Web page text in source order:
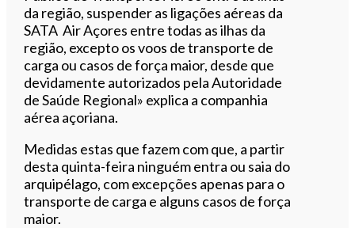
da região, suspender as ligações aéreas da
SATA Air Açores entre todas as ilhas da
região, excepto os voos de transporte de
carga ou casos de força maior, desde que
devidamente autorizados pela Autoridade
de Saúde Regional» explica a companhia
aérea açoriana.
Medidas estas que fazem com que, a partir
desta quinta-feira ninguém entra ou saia do
arquipélago, com excepções apenas para o
transporte de carga e alguns casos de força
maior.